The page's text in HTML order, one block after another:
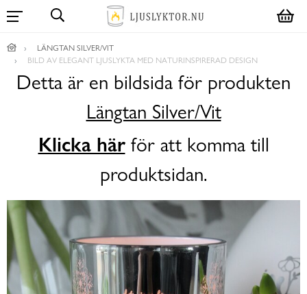
LÄNGTAN SILVER/VIT
BILD AV ELEGANT LJUSLYKTA MED NATURINSPIRERAD DESIGN
Detta är en bildsida för produkten
Längtan Silver/Vit
Klicka härför att komma till
produktsidan.